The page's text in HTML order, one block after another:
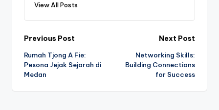
View All Posts
Post
navigation
Previous Post
Rumah Tjong A Fie:
Pesona Jejak Sejarah di
Medan
Next Post
Networking Skills:
Building Connections
for Success